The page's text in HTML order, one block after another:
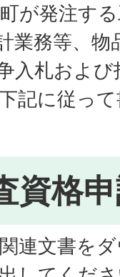
が発注す
業務等、
入札およ
記に従っ
資格
連文書を